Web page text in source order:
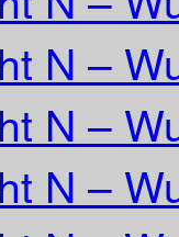
N –
N –
N –